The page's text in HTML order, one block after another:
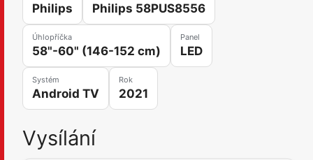
Philips Philips 58PUS8556
Úhlopříčka
58"-60" (146-152 cm)
Panel
LED
Systém
Android TV
Rok
2021
Vysílání